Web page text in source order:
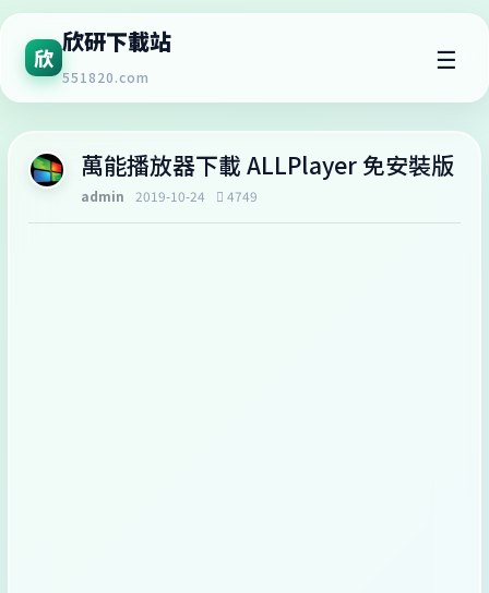
欣
欣研下載站
551820.com
☰
萬能播放器下載 ALLPlayer 免安裝版
admin 2019-10-24 4749